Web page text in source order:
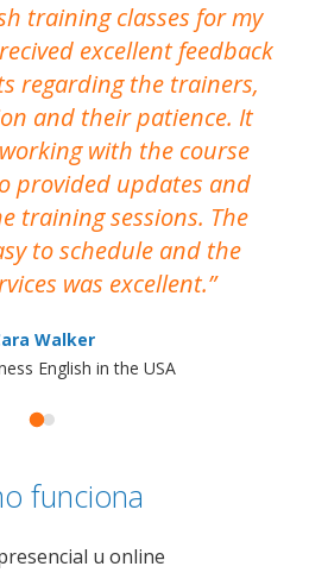
training classes for my
excellent feedback
regarding the trainers,
and their patience. It
with the course
provided updates and
training sessions. The
to schedule and the
was excellent.
Walker
English in the USA
funciona
u online